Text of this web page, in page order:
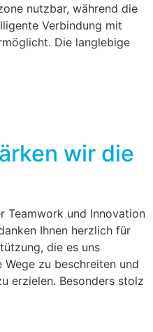
nutzbar, während die
Verbindung mit
Die langlebige
wir die
Teamwork und Innovation
Ihnen herzlich für
die es uns
zu beschreiten und
erzielen. Besonders stolz